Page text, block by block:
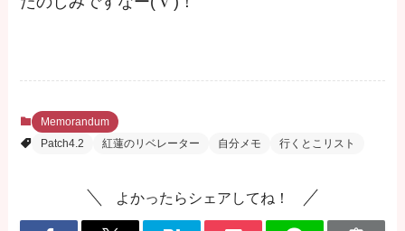
Memorandum
Patch4.2
紅蓮のリベレーター 自分メモ 行くとこリスト
よかったらシェアしてね！